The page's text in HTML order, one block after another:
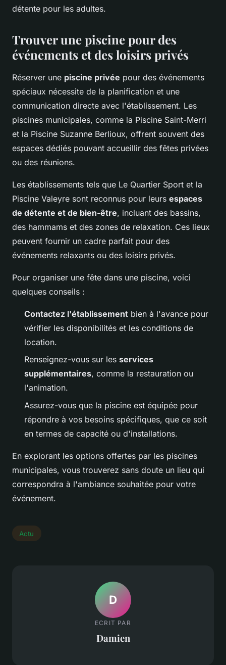
détente pour les adultes.
Trouver une piscine pour des
événements et des loisirs privés
Réserver une piscine privée pour des événements
spéciaux nécessite de la planification et une
communication directe avec l'établissement. Les
piscines municipales, comme la Piscine Saint-Merri
et la Piscine Suzanne Berlioux, offrent souvent des
espaces dédiés pouvant accueillir des fêtes privées
ou des réunions.
Les établissements tels que Le Quartier Sport et la
Piscine Valeyre sont reconnus pour leurs espaces
de détente et de bien-être, incluant des bassins,
des hammams et des zones de relaxation. Ces lieux
peuvent fournir un cadre parfait pour des
événements relaxants ou des loisirs privés.
Pour organiser une fête dans une piscine, voici
quelques conseils :
Contactez l'établissement bien à l'avance pour
vérifier les disponibilités et les conditions de
location.
Renseignez-vous sur les services
supplémentaires, comme la restauration ou
l'animation.
Assurez-vous que la piscine est équipée pour
répondre à vos besoins spécifiques, que ce soit
en termes de capacité ou d'installations.
En explorant les options offertes par les piscines
municipales, vous trouverez sans doute un lieu qui
correspondra à l'ambiance souhaitée pour votre
événement.
Actu
D
ECRIT PAR
Damien